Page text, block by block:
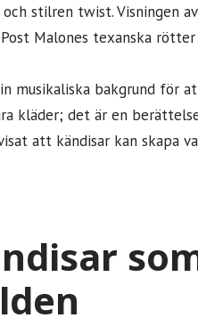
stilren twist. Visningen
Malones texanska
musikaliska bakgrund
kläder; det är en
att kändisar kan skapa